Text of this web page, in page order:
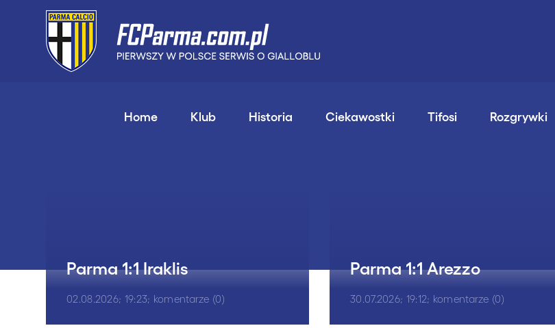
Home Klub Historia Ciekawostki Tifosi Rozgrywki
Parma 1:1 Iraklis
02.08.2026; 19:23; komentarze (0)
Parma 1:1 Arezzo
30.07.2026; 19:12; komentarze (0)